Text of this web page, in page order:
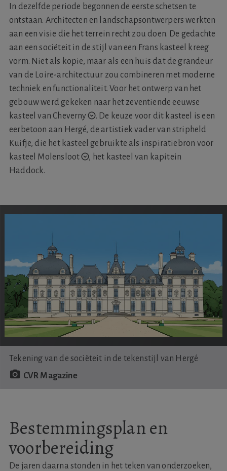
In dezelfde periode begonnen de eerste schetsen te
ontstaan. Architecten en landschapsontwerpers werkten
aan een visie die het terrein recht zou doen. De gedachte
aan een sociëteit in de stijl van een Frans kasteel kreeg
vorm. Niet als kopie, maar als een huis dat de grandeur
van de Loire-architectuur zou combineren met moderne
techniek en functionaliteit. Voor het ontwerp van het
gebouw werd gekeken naar het zeventiende eeuwse
kasteel van Cheverny
. De keuze voor dit kasteel is een
eerbetoon aan Hergé, de artistiek vader van stripheld
Kuifje, die het kasteel gebruikte als inspiratiebron voor
kasteel Molensloot
, het kasteel van kapitein
Haddock.
Tekening van de sociëteit in de tekenstijl van Hergé
CVR Magazine
Bestemmingsplan en
voorbereiding
De jaren daarna stonden in het teken van onderzoeken,